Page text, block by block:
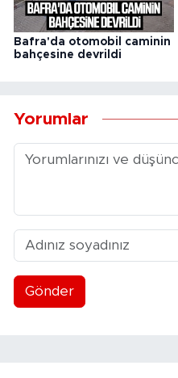
Bafra'da otomobil caminin
bahçesine devrildi
Yorumlar
Gönder